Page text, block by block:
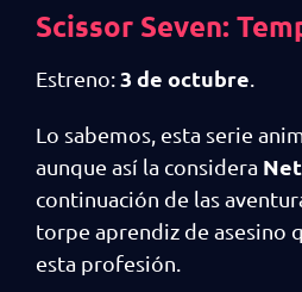
Scissor Seven:
Estreno:3 de octubre
Lo sabemos, esta serie
aunque así la considera
continuación de las
torpe aprendiz de asesino
esta profesión.